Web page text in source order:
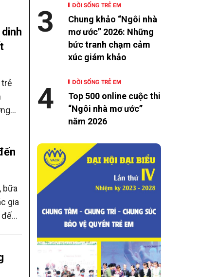
bữa
gia
ĐỜI SỐNG TRẺ EM
Chung khảo “Ngôi nhà
mơ ước” 2026: Những
bức tranh chạm cảm
xúc giám khảo
3
ĐỜI SỐNG TRẺ EM
Top 500 online cuộc thi
“Ngôi nhà mơ ước”
năm 2026
4